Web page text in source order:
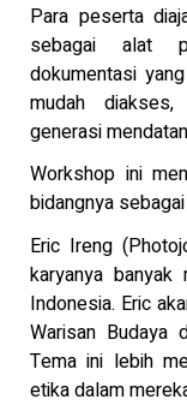
Para peserta
sebagai alat
dokumentasi
mudah
generasi
Workshop ini
bidangnya
Eric Ireng
karyanya banyak
Indonesia. Eric
Warisan Budaya
Tema ini lebih
etika dalam